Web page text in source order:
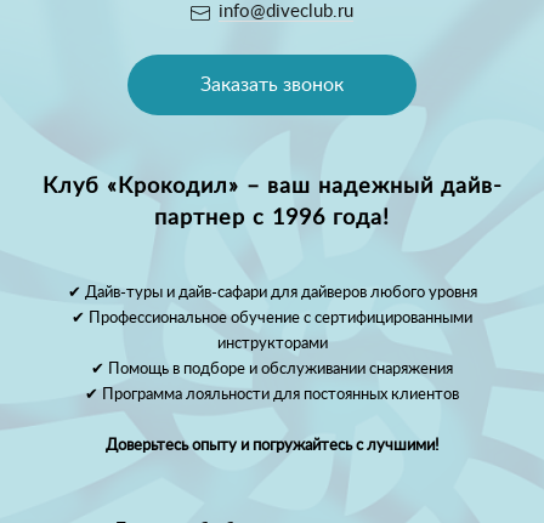
info@diveclub.ru
Заказать звонок
Клуб «Крокодил» – ваш надежный дайв-
партнер с 1996 года!
✔ Дайв-туры и дайв-сафари для дайверов любого уровня
✔ Профессиональное обучение с сертифицированными
инструкторами
✔ Помощь в подборе и обслуживании снаряжения
✔ Программа лояльности для постоянных клиентов
Доверьтесь опыту и погружайтесь с лучшими!